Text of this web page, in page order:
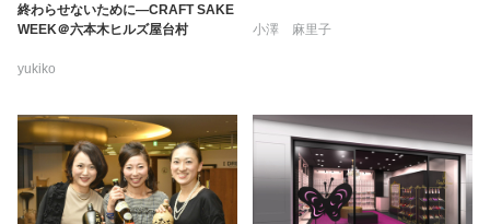
終わらせないために―CRAFT SAKE
WEEK＠六本木ヒルズ屋台村
yukiko
小澤 麻里子